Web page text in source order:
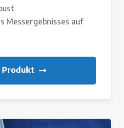
Messergebnisses auf
Produkt